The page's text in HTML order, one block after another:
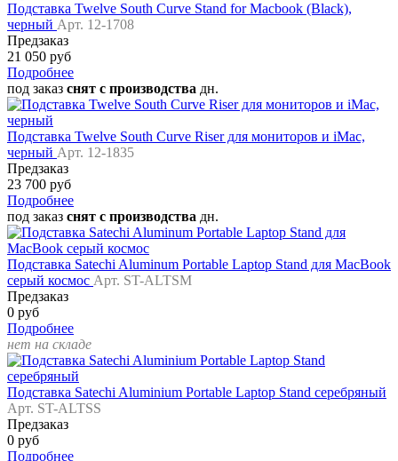
Подставка Twelve South Curve Stand for Macbook (Black),
черный Арт. 12-1708
Предзаказ
21 050 руб
Подробнее
под заказ снят с производства дн.
Подставка Twelve South Curve Riser для мониторов и iMac,
черный Арт. 12-1835
Предзаказ
23 700 руб
Подробнее
под заказ снят с производства дн.
Подставка Satechi Aluminum Portable Laptop Stand для MacBook
серый космос Арт. ST-ALTSM
Предзаказ
0 руб
Подробнее
нет на складе
Подставка Satechi Aluminium Portable Laptop Stand серебряный
Арт. ST-ALTSS
Предзаказ
0 руб
Подробнее